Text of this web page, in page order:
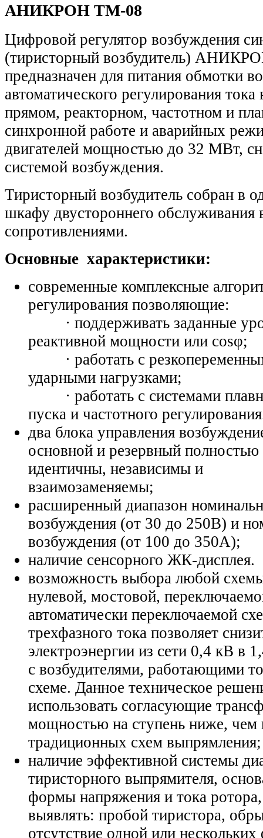
АНИКРОН ТМ-08
Цифровой регулятор возбуждения
(тиристорный возбудитель)
предназначен для питания обмотки
автоматического регулирования
прямом, реакторном, частотном и
синхронной работе и аварийных
двигателей мощностью до 32 МВт,
системой возбуждения.
Тиристорный возбудитель собран в
шкафу двустороннего обслуживания
сопротивлениями.
Основные характеристики:
современные комплексные
регулирования позволяющие:
· поддерживать заданные
реактивной мощности или cosφ;
· работать с
ударными нагрузками;
· работать с системами
пуска и частотного
два блока управления
основной и резервный полностью
идентичны, независимы и
взаимозаменяемы;
расширенный диапазон
возбуждения (от 30 до 250В) и
возбуждения (от 100 до 350А);
наличие сенсорного ЖК-дисплея.
возможность выбора любой
нулевой, мостовой,
автоматически переключаемой
трехфазного тока позволяет
электроэнергии из сети 0,4 кВ в
с возбудителями, работающими
схеме. Данное техническое
использовать согласующие
мощностью на ступень ниже, чем
традиционных схем выпрямления;
наличие эффективной системы
тиристорного выпрямителя,
формы напряжения и тока ротора,
выявлять: пробой тиристора,
отсутствие одной или